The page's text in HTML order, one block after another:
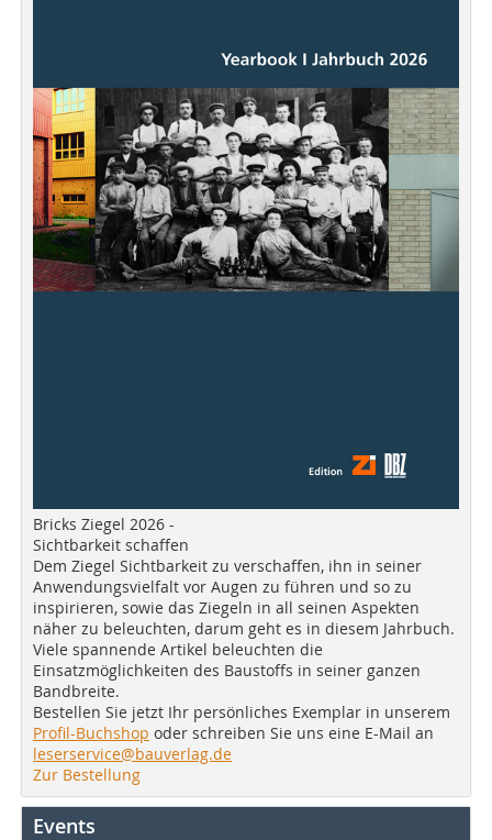
Bricks Ziegel 2026 -
Sichtbarkeit schaffen
Dem Ziegel Sichtbarkeit zu verschaffen, ihn in seiner
Anwendungsvielfalt vor Augen zu führen und so zu
inspirieren, sowie das Ziegeln in all seinen Aspekten
näher zu beleuchten, darum geht es in diesem Jahrbuch.
Viele spannende Artikel beleuchten die
Einsatzmöglichkeiten des Baustoffs in seiner ganzen
Bandbreite.
Bestellen Sie jetzt Ihr persönliches Exemplar in unserem
Profil-Buchshop oder schreiben Sie uns eine E-Mail an
leserservice@bauverlag.de
Zur Bestellung
Events